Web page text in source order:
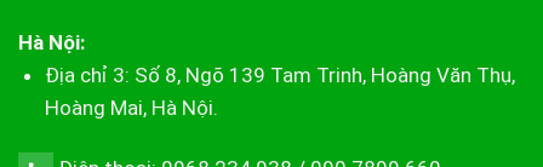
Hà Nội:
Địa chỉ 3: Số 8, Ngõ 139 Tam Trinh, Hoàng Văn Thụ,
Hoàng Mai, Hà Nội.